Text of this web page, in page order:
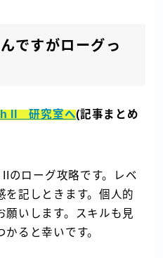
ですがローグっ
II 研究室へ(記事まとめ
のローグ攻略です。レベ
を記しときます。個人的
願いします。スキルも見
ると幸いです。